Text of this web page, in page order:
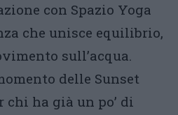
con Spazio Yoga
che unisce equilibrio,
sull’acqua.
delle Sunset
chi ha già un po’ di